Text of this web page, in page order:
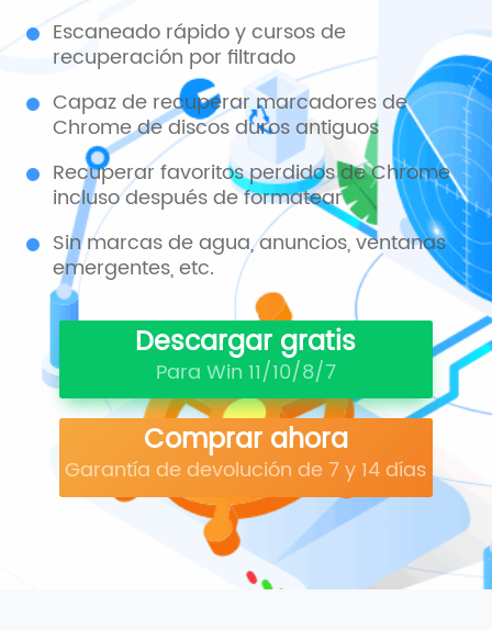
Escaneado rápido y cursos de
recuperación por filtrado
Capaz de recuperar marcadores de
Chrome de discos duros antiguos
Recuperar favoritos perdidos de Chrome
incluso después de formatear
Sin marcas de agua, anuncios, ventanas
emergentes, etc.
Descargar gratis
Para Win 11/10/8/7
Comprar ahora
Garantía de devolución de 7 y 14 días